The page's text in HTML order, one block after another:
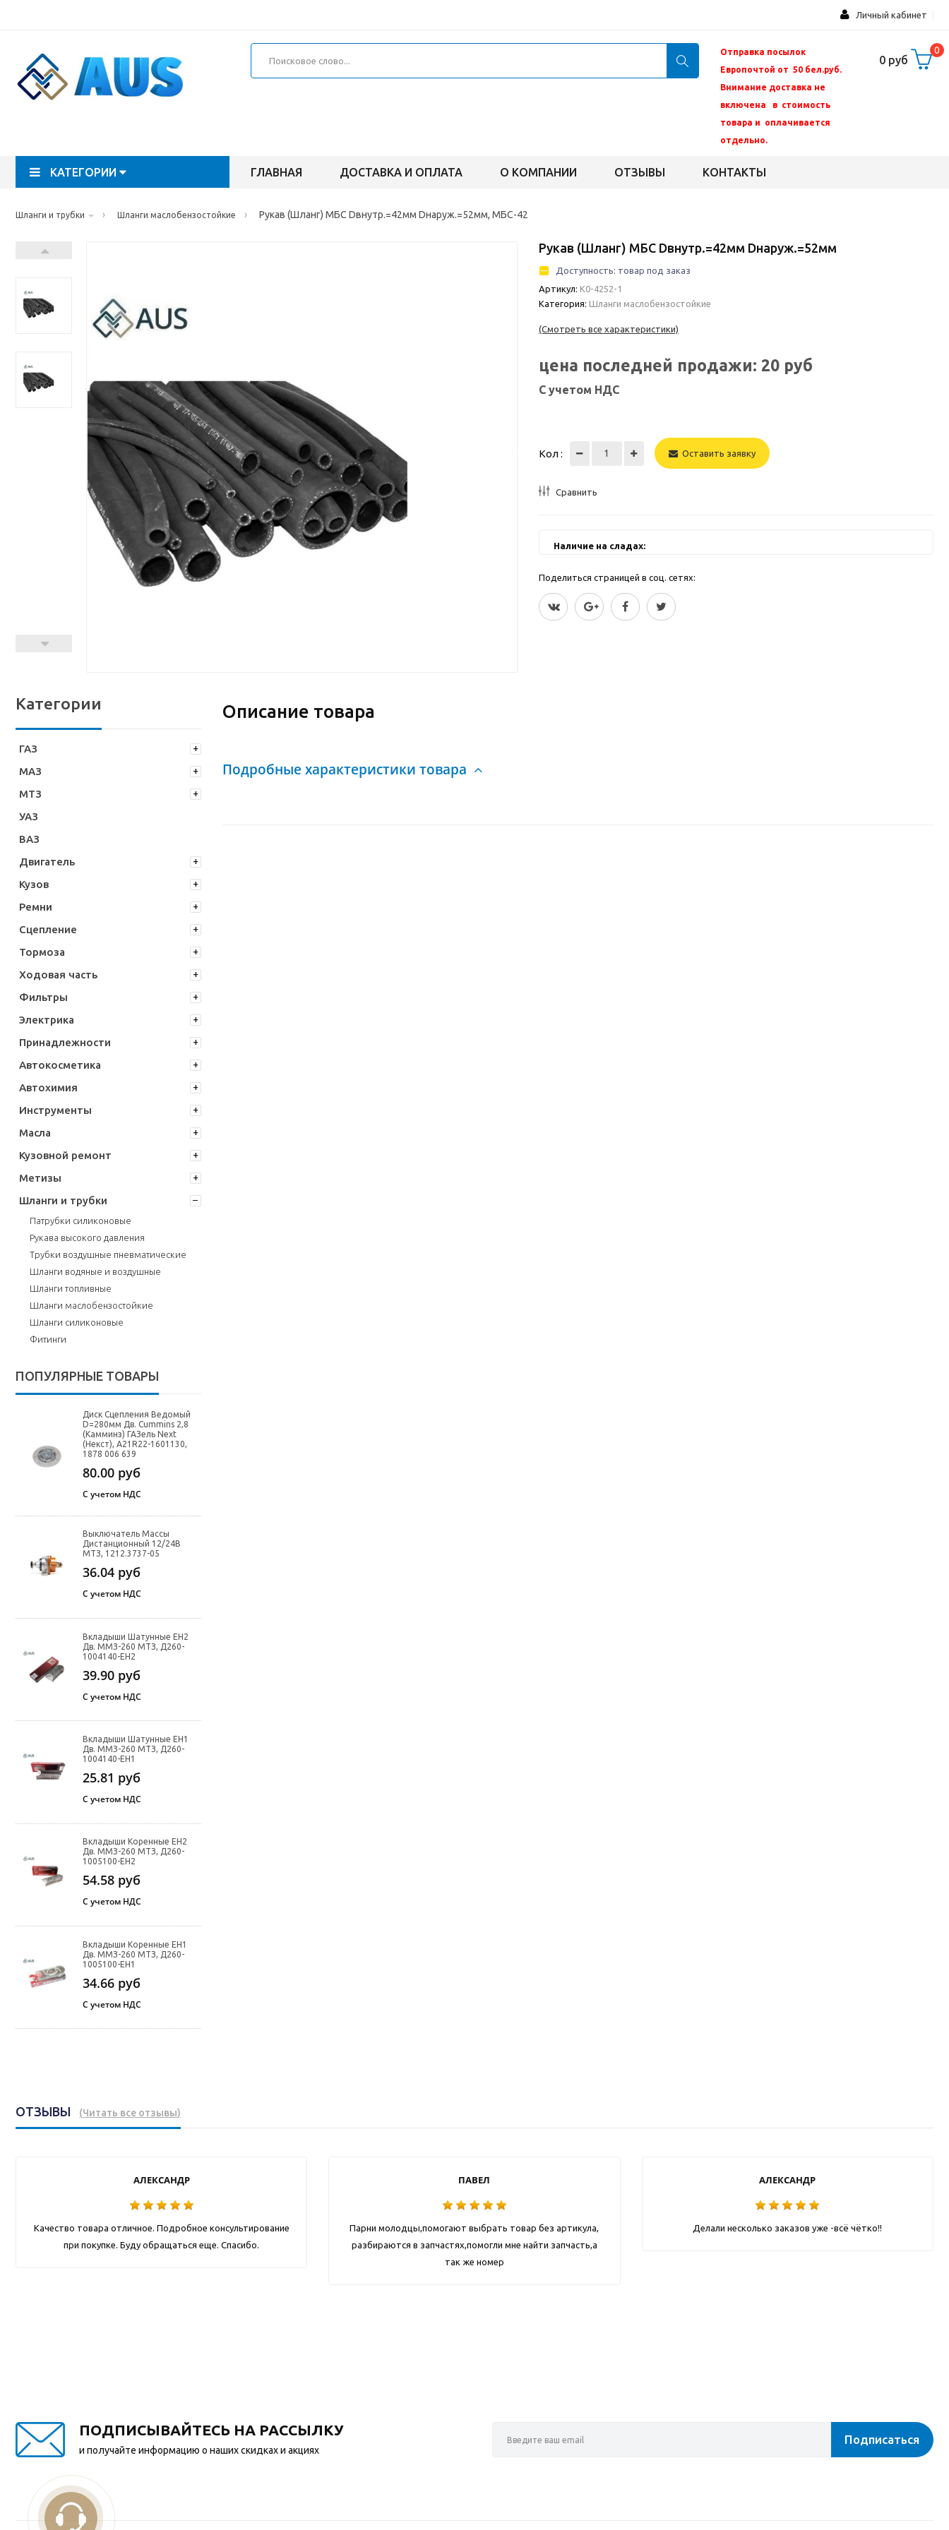
Личный кабинет
Отправка посылок
Европочтой от 50 бел.руб.
Внимание доставка не
включена в стоимость
товара и оплачивается
отдельно.
0 руб
0
КАТЕГОРИИ ГЛАВНАЯ ДОСТАВКА И ОПЛАТА О КОМПАНИИ ОТЗЫВЫ КОНТАКТЫ
Шланги и трубки › Шланги маслобензостойкие › Рукав (Шланг) МБС Dвнутр.=42мм Dнаруж.=52мм, МБС-42
Рукав (Шланг) МБС Dвнутр.=42мм Dнаруж.=52мм
Доступность: товар под заказ
Артикул: К0-4252-1
Категория: Шланги маслобензостойкие
(Смотреть все характеристики)
цена последней продажи: 20 руб
С учетом НДС
Кол : Оставить заявку
Сравнить
Наличие на сладах:
Поделиться страницей в соц. сетях:
Категории
ГАЗ
МАЗ
МТЗ
УАЗ
ВАЗ
Двигатель
Кузов
Ремни
Сцепление
Тормоза
Ходовая часть
Фильтры
Электрика
Принадлежности
Автокосметика
Автохимия
Инструменты
Масла
Кузовной ремонт
Метизы
Шланги и трубки
Патрубки силиконовые
Рукава высокого давления
Трубки воздушные пневматические
Шланги водяные и воздушные
Шланги топливные
Шланги маслобензостойкие
Шланги силиконовые
Фитинги
ПОПУЛЯРНЫЕ ТОВАРЫ
Диск Сцепления Ведомый
D=280мм Дв. Cummins 2,8
(Камминз) ГАЗель Next
(Некст), A21R22-1601130,
1878 006 639
80.00 руб
С учетом НДС
Выключатель Массы
Дистанционный 12/24В
МТЗ, 1212.3737-05
36.04 руб
С учетом НДС
Вкладыши Шатунные ЕН2
Дв. ММЗ-260 МТЗ, Д260-
1004140-ЕН2
39.90 руб
С учетом НДС
Вкладыши Шатунные ЕН1
Дв. ММЗ-260 МТЗ, Д260-
1004140-ЕН1
25.81 руб
С учетом НДС
Вкладыши Коренные ЕН2
Дв. ММЗ-260 МТЗ, Д260-
1005100-ЕН2
54.58 руб
С учетом НДС
Вкладыши Коренные ЕН1
Дв. ММЗ-260 МТЗ, Д260-
1005100-ЕН1
34.66 руб
С учетом НДС
Описание товара
Подробные характеристики товара
ОТЗЫВЫ (Читать все отзывы)
АЛЕКСАНДР
Качество товара отличное. Подробное консультирование
при покупке. Буду обращаться еще. Спасибо.
ПАВЕЛ
Парни молодцы,помогают выбрать товар без артикула,
разбираются в запчастях,помогли мне найти запчасть,а
так же номер
АЛЕКСАНДР
Делали несколько заказов уже -всё чётко!!
ПОДПИСЫВАЙТЕСЬ НА РАССЫЛКУ
и получайте информацию о наших скидках и акциях
Подписаться